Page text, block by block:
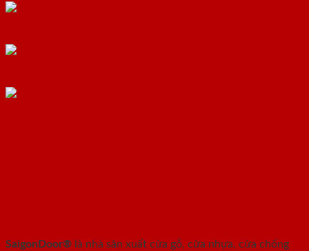
SaigonDoor® là nhà sản xuất cửa gỗ, cửa nhựa, cửa chống